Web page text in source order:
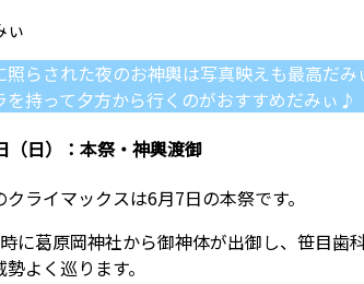
照らされた夜のお神輿は写真映えも最高だみ
を持って夕方から行くのがおすすめだみぃ♪
（日）：本祭・神輿渡御
クライマックスは6月7日の本祭です。
に葛原岡神社から御神体が出御し、笹目歯
よく巡ります。